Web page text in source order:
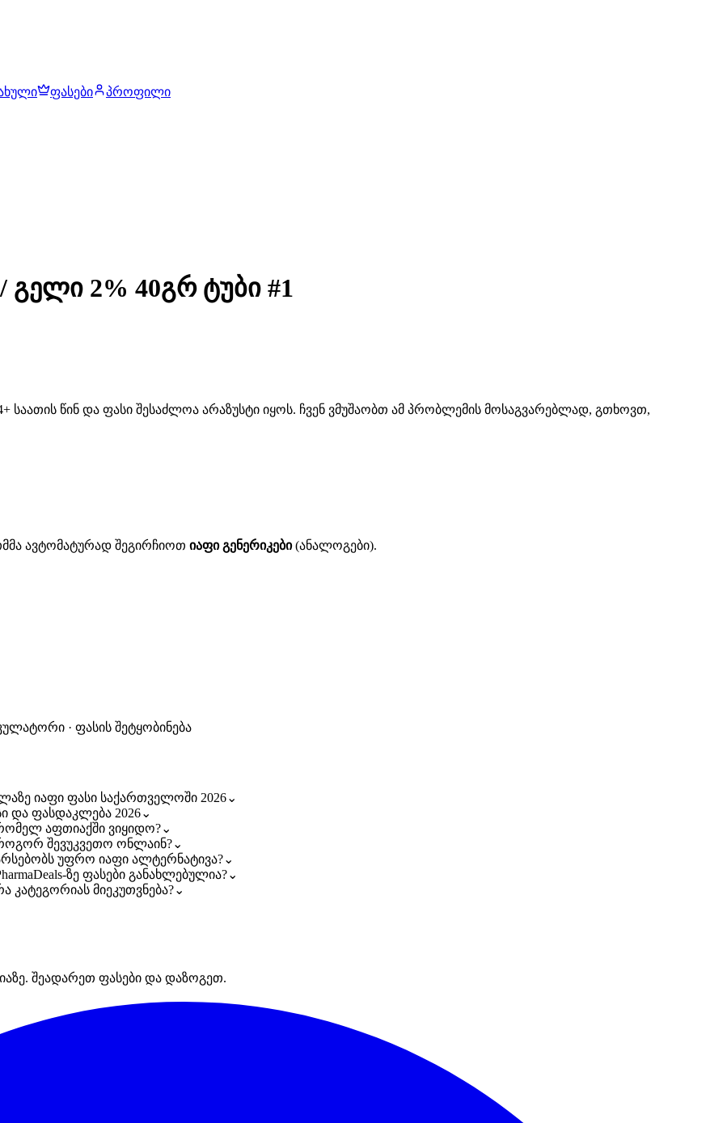
ფასები პროფილი
2% 40გრ ტუბი #1
წინ და ფასი შესაძლოა არაზუსტი იყოს. ჩვენ ვმუშაობთ ამ პრობლემის მოსაგვარებლად, გთხოვთ,
ავტომატურად შეგირჩიოთ იაფი გენერიკები(ანალოგები).
· ფასის შეტყობინება
იაფი ფასი საქართველოში 2026⌄
და ფასდაკლება 2026⌄
აფთიაქში ვიყიდო?⌄
შევუკვეთო ონლაინ?⌄
უფრო იაფი ალტერნატივა?⌄
ზე ფასები განახლებულია?⌄
კატეგორიას მიეკუთვნება?⌄
შეადარეთ ფასები და დაზოგეთ.